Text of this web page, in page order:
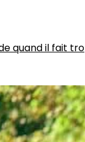
quand il fait